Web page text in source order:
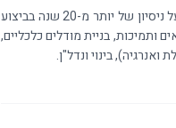
את תפקיד הכלכלן הראשי של החברה ממלא זיו לזר. כלכלן, בוגר החוג לכלכלה באוניברסיטת ת"א, בעל ניסיון של יותר מ-20 שנה בביצוע
ותמיכות, בניית מודלים כלכליים,
בינוי ונדל"ן.